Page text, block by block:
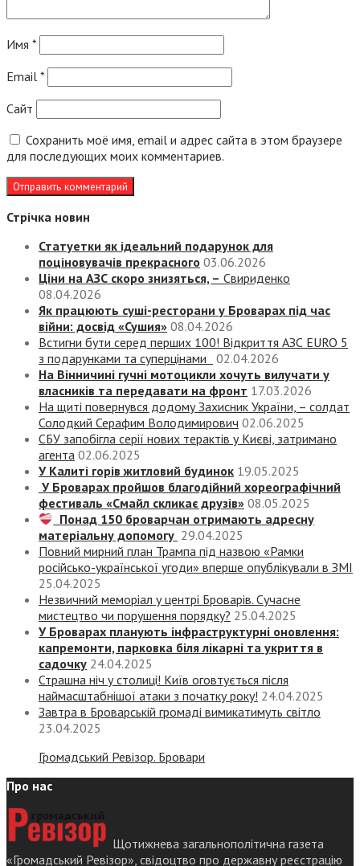
Имя *
Email *
Сайт
Сохранить моё имя, email и адрес сайта в этом браузере
для последующих моих комментариев.
Стрічка новин
Статуетки як ідеальний подарунок для
поціновувачів прекрасного 03.06.2026
Ціни на АЗС скоро знизяться, – Свириденко
08.04.2026
Як працюють суші-ресторани у Броварах під час
війни: досвід «Сушия» 08.04.2026
Встигни бути серед перших 100! Відкриття АЗС EURO 5
з подарунками та суперцінами
02.04.2026
На Вінничині гучні мотоцикли хочуть вилучати у
власників та передавати на фронт 17.03.2026
На щиті повернувся додому Захисник України, – солдат
Солодкий Серафим Володимирович 02.06.2025
СБУ запобігла серії нових терактів у Києві, затримано
агента 02.06.2025
У Калиті горів житловий будинок 19.05.2025
У Броварах пройшов благодійний хореографічний
фестиваль «Смайл скликає друзів» 08.05.2025
Понад 150 броварчан отримають адресну
матеріальну допомогу 29.04.2025
Повний мирний план Трампа під назвою «‎Рамки
російсько-української угоди» вперше опублікували в ЗМІ
25.04.2025
Незвичний меморіал у центрі Броварів. Сучасне
мистецтво чи порушення порядку? 25.04.2025
У Броварах планують інфраструктурні оновлення:
капремонти, парковка біля лікарні та укриття в
садочку 24.04.2025
Страшна ніч у столиці! Київ оговтується після
наймасштабнішої атаки з початку року! 24.04.2025
Завтра в Броварській громаді вимикатимуть світло
23.04.2025
Громадський Ревізор. Бровари
Про нас
Щотижнева загальнополітична газета
«Громадський Ревізор», свідоцтво про державну реєстрацію